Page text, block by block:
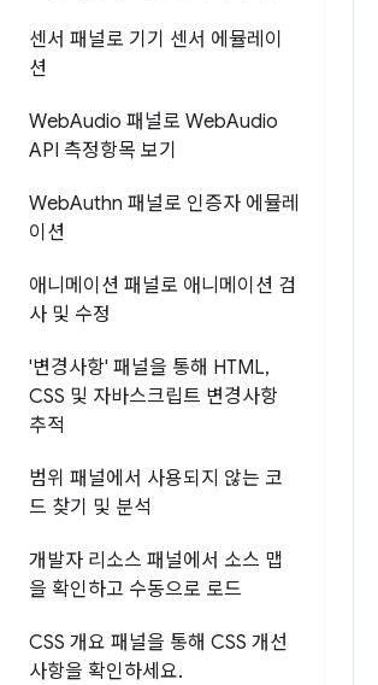
센서 패널로 기기 센서 에뮬레이
션
WebAudio 패널로 WebAudio
API 측정항목 보기
WebAuthn 패널로 인증자 에뮬레
이션
애니메이션 패널로 애니메이션 검
사 및 수정
'변경사항' 패널을 통해 HTML,
CSS 및 자바스크립트 변경사항
추적
범위 패널에서 사용되지 않는 코
드 찾기 및 분석
개발자 리소스 패널에서 소스 맵
을 확인하고 수동으로 로드
CSS 개요 패널을 통해 CSS 개선
사항을 확인하세요.